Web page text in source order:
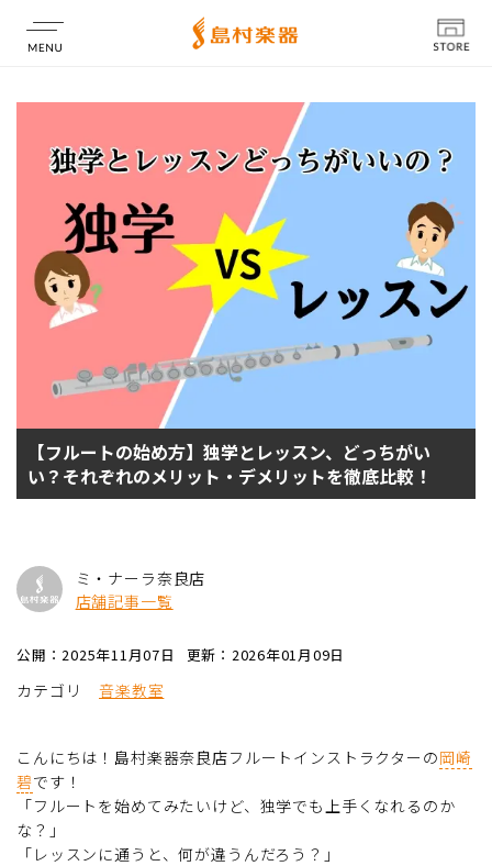
店舗情報
【フルートの始め方】独学とレッスン、どっちがい
い？それぞれのメリット・デメリットを徹底比較！
ミ・ナーラ奈良店
店舗記事一覧
公開：2025年11月07日 更新：2026年01月09日
カテゴリ 音楽教室
こんにちは！島村楽器奈良店フルートインストラクターの岡崎
碧です！
「フルートを始めてみたいけど、独学でも上手くなれるのか
な？」
「レッスンに通うと、何が違うんだろう？」